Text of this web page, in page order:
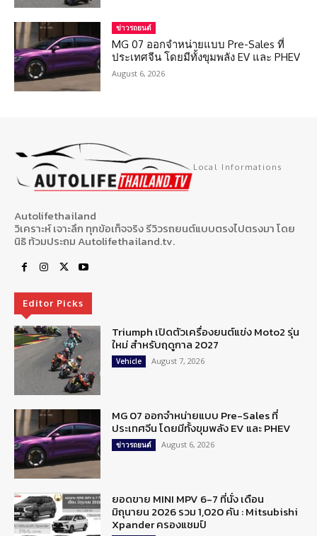
ข่าวรถยนต์
MG 07 ออกจำหน่ายแบบ Pre-Sales ที่
ประเทศจีน โดยมีทั้งขุมพลัง EV และ PHEV
August 6, 2026
Local Informations
Autolifethailand
วิเคราะห์ เจาะลึก ทุกข้อเท็จจริง รีวิวรถยนต์แบบตรงไปตรงมา โดย
นิธิ ท้วมประถม Autolifethailand.tv.
Editor Picks
Triumph เปิดตัวเครื่องยนต์แข่ง Moto2 รุ่น
ใหม่ สำหรับฤดูกาล 2027
Vehicle August 7, 2026
MG 07 ออกจำหน่ายแบบ Pre-Sales ที่
ประเทศจีน โดยมีทั้งขุมพลัง EV และ PHEV
ข่าวรถยนต์ August 6, 2026
ยอดขาย MINI MPV 6-7 ที่นั่ง เดือน
มิถุนายน 2026 รวม 1,020 คัน : Mitsubishi
Xpander ครองแชมป์